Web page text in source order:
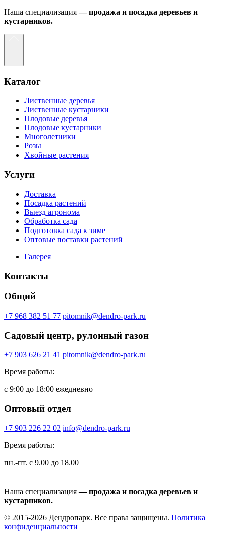
Наша специализация— продажа и посадка деревьев и
кустарников.
Каталог
Лиственные деревья
Лиственные кустарники
Плодовые деревья
Плодовые кустарники
Многолетники
Розы
Хвойные растения
Услуги
Доставка
Посадка растений
Выезд агронома
Обработка сада
Подготовка сада к зиме
Оптовые поставки растений
Галерея
Контакты
Общий
+7 968 382 51 77 pitomnik@dendro-park.ru
Садовый центр, рулонный газон
+7 903 626 21 41 pitomnik@dendro-park.ru
Время работы:
с 9:00 до 18:00 ежедневно
Оптовый отдел
+7 903 226 22 02 info@dendro-park.ru
Время работы:
пн.-пт. с 9.00 до 18.00
Наша специализация— продажа и посадка деревьев и
кустарников.
© 2015-2026 Дендропарк. Все права защищены. Политика
конфиденциальности